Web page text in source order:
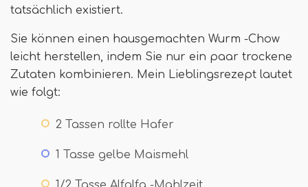
tatsächlich existiert.
Sie können einen hausgemachten Wurm -Chow
leicht herstellen, indem Sie nur ein paar trockene
Zutaten kombinieren. Mein Lieblingsrezept lautet
wie folgt:
2 Tassen rollte Hafer
1 Tasse gelbe Maismehl